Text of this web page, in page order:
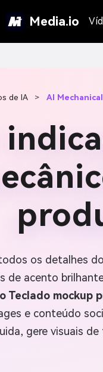
Media.io
de IA > AI
os detalhes
de acento
Teclado mockup
e conteúdo
gere visuais